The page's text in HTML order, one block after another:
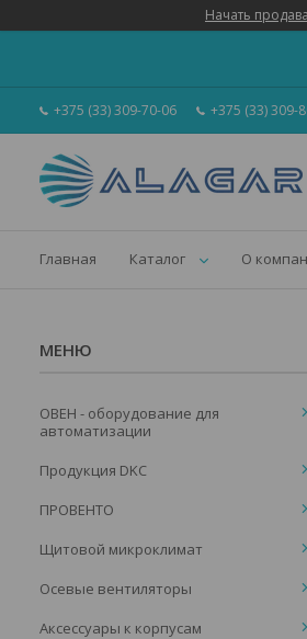
Начать
+375 (33) 309-70-06 +375 (33) 309-
Главная Каталог О
ОВЕН - оборудование для
автоматизации
Продукция DKC
ПРОВЕНТО
Щитовой микроклимат
Осевые вентиляторы
Аксессуары к корпусам